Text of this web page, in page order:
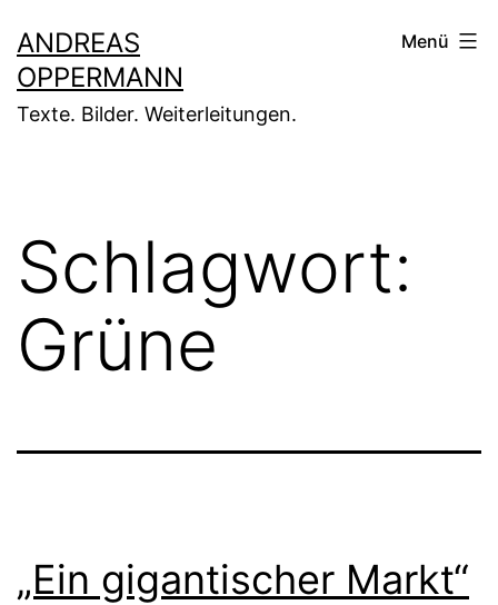
Inhalt
springen
ANDREAS
OPPERMANN
Texte. Bilder. Weiterleitungen.
Menü
Schlagwort:
Grüne
„Ein gigantischer Markt“